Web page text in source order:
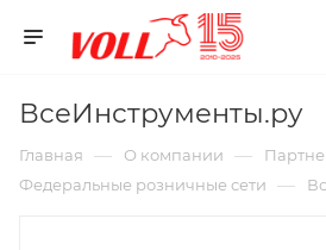
ВсеИнструменты.ру
Главная — О компании —
Федеральные розничные сети —